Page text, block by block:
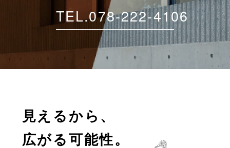
TEL.078-222-4106
見えるから、
広がる可能性。